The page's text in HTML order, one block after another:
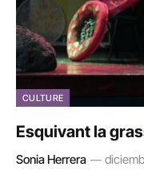
CULTURE
Esquivant la
Sonia Herrera